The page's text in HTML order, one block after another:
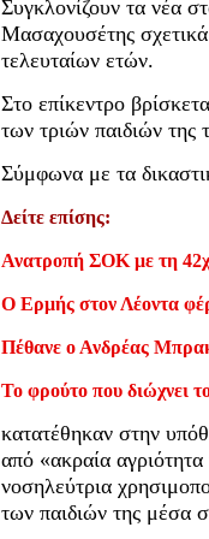
Συγκλονίζουν τα νέα
Μασαχουσέτης σχετικά
τελευταίων ετών.
Στο επίκεντρο
των τριών παιδιών
Σύμφωνα με τα
Δείτε επίσης:
Ανατροπή ΣΟΚ με τη
Ο Ερμής στον Λέοντα
Πέθανε ο Ανδρέας
Το φρούτο που διώχνει
κατατέθηκαν στην
από «ακραία
νοσηλεύτρια
των παιδιών της μέσα